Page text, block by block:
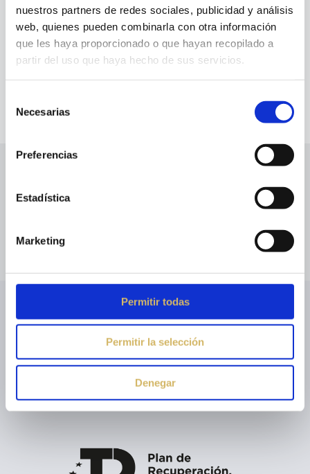
nuestros partners de redes sociales, publicidad y análisis
web, quienes pueden combinarla con otra información
que les haya proporcionado o que hayan recopilado a
partir del uso que haya hecho de sus servicios.
Necesarias
Preferencias
Estadística
Marketing
Permitir todas
Permitir la selección
Denegar
Jamón Ibérico
PROCEDIMIENTO
Productos
Salsas Canarias
Aviso Legal
Política de
© 2023 Diseño porWebinlab| Todos los derechos
reservados |